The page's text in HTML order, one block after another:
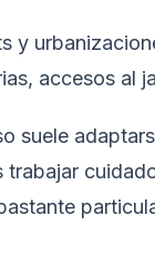
y
accesos al
suele
trabajar